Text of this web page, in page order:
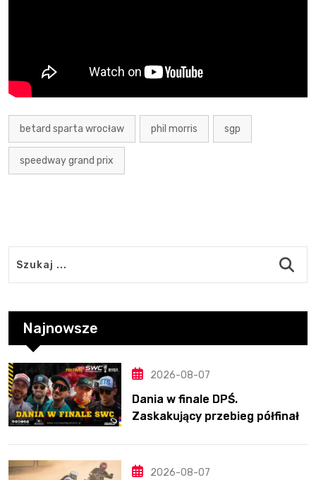
betard sparta wrocław phil morris sgp
speedway grand prix
Najnowsze
2026-08-07
Dania w finale DPŚ.
Zaskakujący przebieg półfinału
2026-08-07